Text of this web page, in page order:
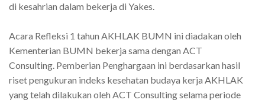
di kesahrian dalam bekerja di Yakes.
Acara Refleksi 1 tahun AKHLAK BUMN ini diadakan oleh
Kementerian BUMN bekerja sama dengan ACT
Consulting. Pemberian Penghargaan ini berdasarkan hasil
riset pengukuran indeks kesehatan budaya kerja AKHLAK
yang telah dilakukan oleh ACT Consulting selama periode